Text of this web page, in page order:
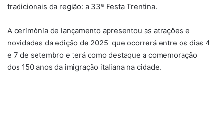
tradicionais da região: a 33ª Festa Trentina.
A cerimônia de lançamento apresentou as atrações e
novidades da edição de 2025, que ocorrerá entre os dias 4
e 7 de setembro e terá como destaque a comemoração
dos 150 anos da imigração italiana na cidade.